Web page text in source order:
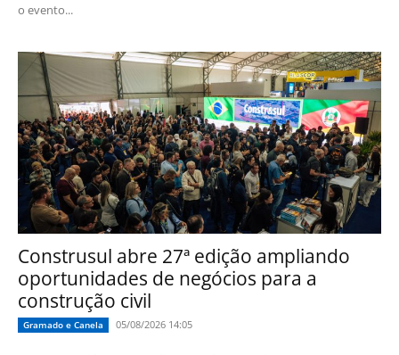
o evento...
Construsul abre 27ª edição ampliando
oportunidades de negócios para a
construção civil
Gramado e Canela 05/08/2026 14:05